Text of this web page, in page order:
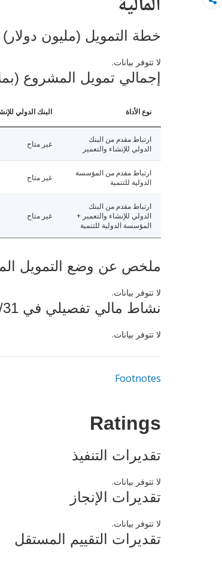
خطة التمويل (مليون دولار)
لا تتوفر بيانات.
إجمالي تمويل المشروع
نوع الأداة البنك الدولي
ارتباط مقدم من البنك
الدولي للإنشاء والتعمير
غير متاح
ارتباط مقدم من المؤسسة
الدولية للتنمية
غير متاح
ارتباط مقدم من البنك
الدولي للإنشاء والتعمير +
المؤسسة الدولية للتنمية
غير متاح
ملخص عن وضع التمويل المقدم
لا تتوفر بيانات.
نشاط مالي تفصيلي في 2026/07/31
لا تتوفر بيانات.
Footnotes
Ratings
تقديرات التنفيذ
لا تتوفر بيانات.
تقديرات الإنجاز
لا تتوفر بيانات.
تقديرات التقييم المستقل